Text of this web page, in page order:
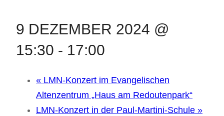
9 DEZEMBER 2024 @
15:30 - 17:00
« LMN-Konzert im Evangelischen
Altenzentrum „Haus am Redoutenpark“
LMN-Konzert in der Paul-Martini-Schule »